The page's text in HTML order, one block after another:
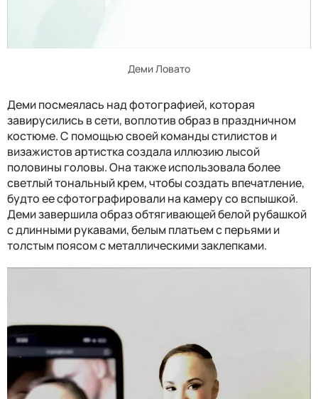
Деми Ловато
Деми посмеялась над фотографией, которая
завирусились в сети, воплотив образ в праздничном
костюме. С помощью своей команды стилистов и
визажистов артистка создала иллюзию лысой
половины головы. Она также использовала более
светлый тональный крем, чтобы создать впечатление,
будто ее сфотографировали на камеру со вспышкой.
Деми завершила образ обтягивающей белой рубашкой
с длинными рукавами, белым платьем с перьями и
толстым поясом с металлическими заклепками.